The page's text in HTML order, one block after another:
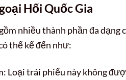
Hối Quốc Gia
nhiều thành phần đa dạng
thể kể đến như:
Loại trái phiếu này không